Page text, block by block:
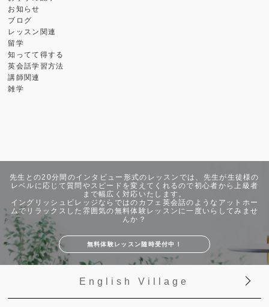
お知らせ
ブログ
レッスン関連
留学
知ってて得する
英会話学習方法
講師関連
雑学
先生との20分間のインタビュー形式のレッスンでは、先生が生徒様の
レベルに応じて質問やスピードを変えてくれるので初心者から上級者
まで幅広く対応いたします。
イングリッシュビレッジならではのカフェ英会話のようなアットホー
ムでリラックスした雰囲気の無料体験レッスンに一度いらしてみませ
んか？
無料体験レッスン随時受付中！
English Village